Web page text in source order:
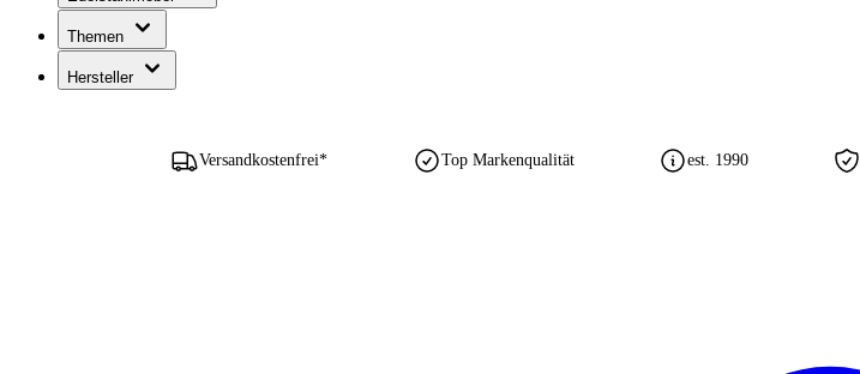
Themen
Hersteller
Versandkostenfrei* Top Markenqualität est. 1990